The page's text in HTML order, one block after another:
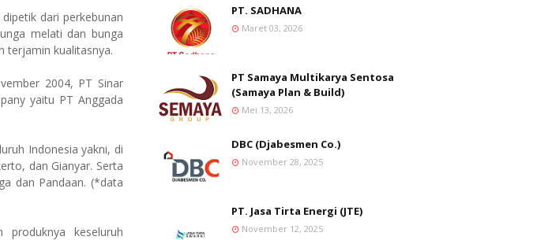
dari perkebunan
melati dan bunga
terjamin kualitasnya.
2004, PT Sinar
yaitu PT Anggada
Indonesia yakni, di
dan Gianyar. Serta
dan Pandaan. (*data
produknya keseluruh
PT. SADHANA
Maret 03, 2026
PT Samaya Multikarya Sentosa
(Samaya Plan & Build)
Mei 13, 2026
DBC (Djabesmen Co.)
November 28, 2025
PT. Jasa Tirta Energi (JTE)
November 12, 2025